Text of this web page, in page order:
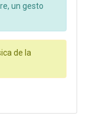
un gesto
de la